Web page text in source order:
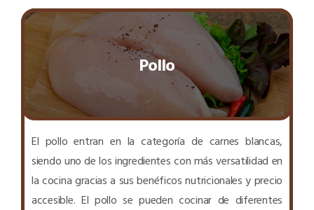
Pollo
El pollo entran en la categoría de carnes blancas,
siendo uno de los ingredientes con más versatilidad en
la cocina gracias a sus benéficos nutricionales y precio
accesible. El pollo se pueden cocinar de diferentes